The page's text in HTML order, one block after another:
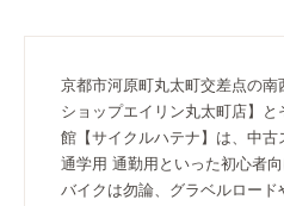
京都市河原町丸太町交差点の
ショップエイリン丸太町店】と
館【サイクルハテナ】は、中古
通学用 通勤用といった初心者
バイクは勿論、グラベルロー